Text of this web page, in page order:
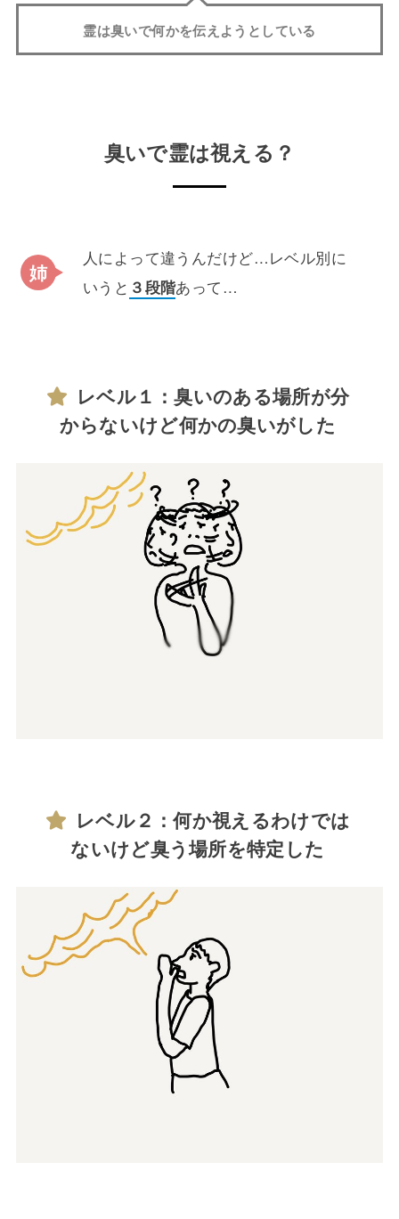
霊は臭いで何かを伝えようとしている
臭いで霊は視える？
人によって違うんだけど…レベル別に
いうと ３段階あって…
レベル１：臭いのある場所が分
からないけど何かの臭いがした
レベル２：何か視えるわけでは
ないけど臭う場所を特定した